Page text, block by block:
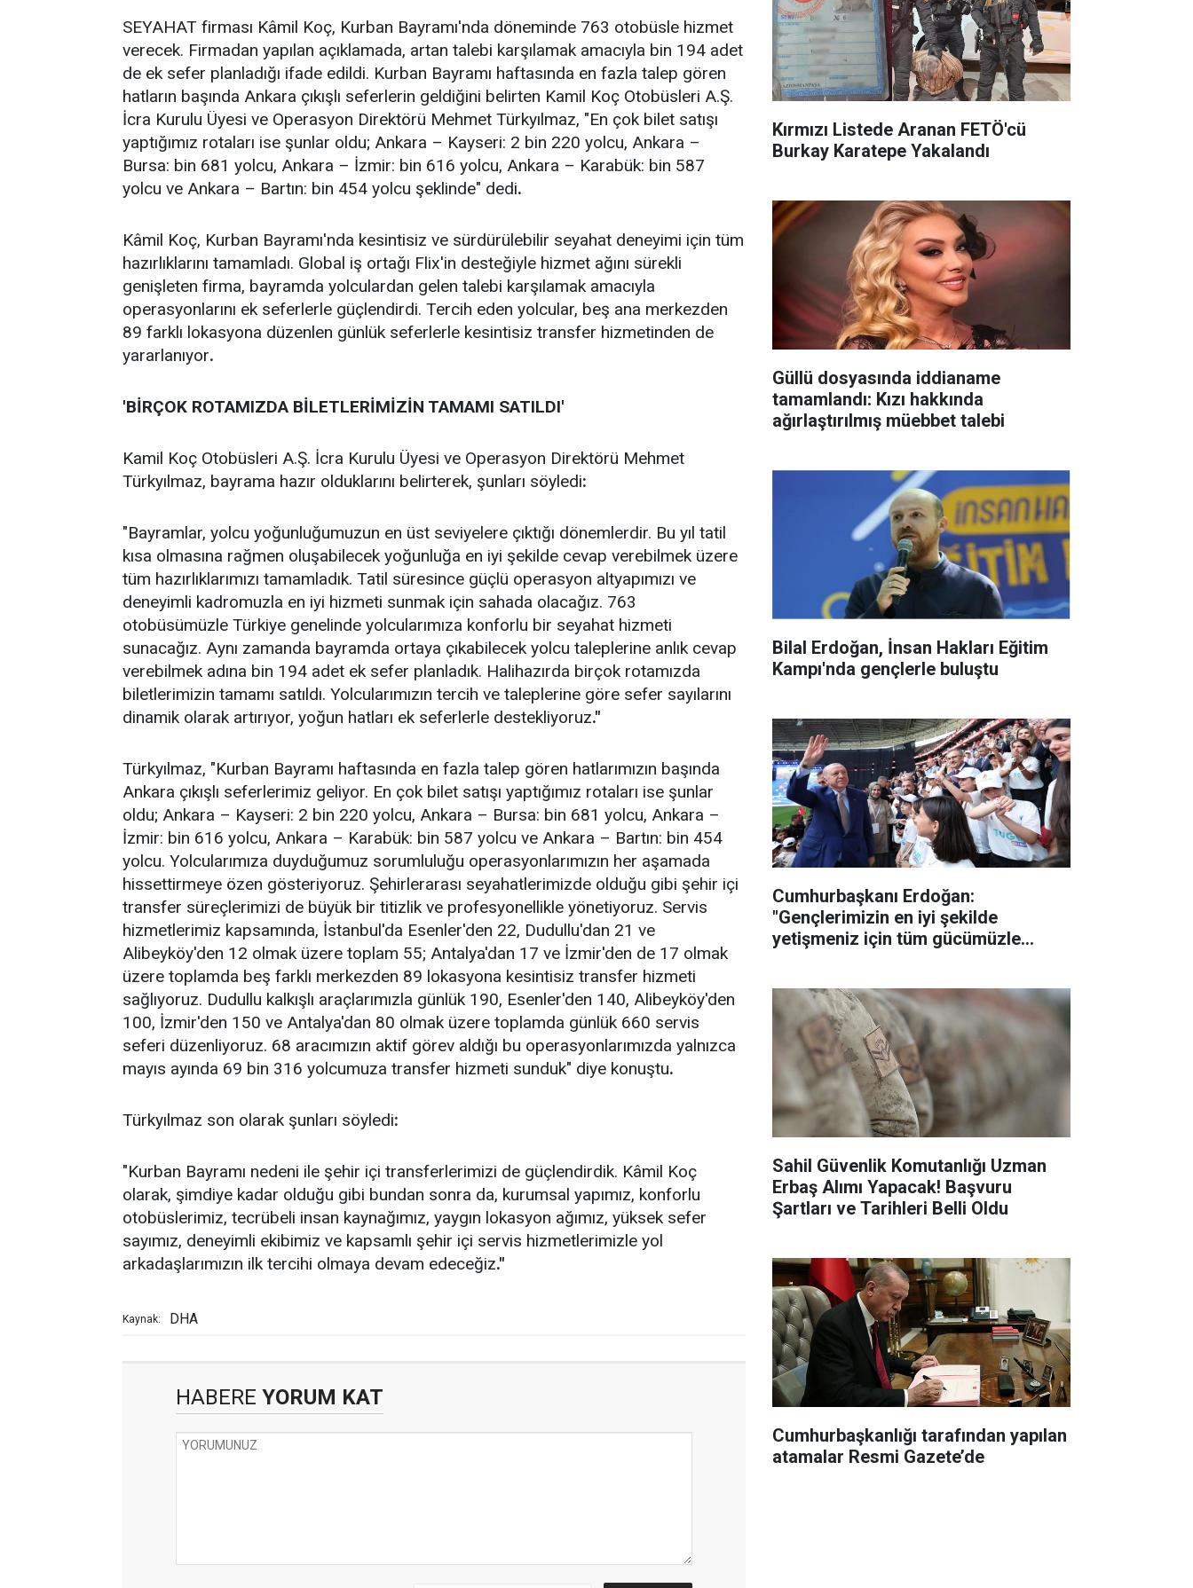
SEYAHAT firması Kâmil Koç, Kurban Bayramı'nda döneminde 763 otobüsle hizmet
verecek. Firmadan yapılan açıklamada, artan talebi karşılamak amacıyla bin 194 adet
de ek sefer planladığı ifade edildi. Kurban Bayramı haftasında en fazla talep gören
hatların başında Ankara çıkışlı seferlerin geldiğini belirten Kamil Koç Otobüsleri A.Ş.
İcra Kurulu Üyesi ve Operasyon Direktörü Mehmet Türkyılmaz, "En çok bilet satışı
yaptığımız rotaları ise şunlar oldu; Ankara – Kayseri: 2 bin 220 yolcu, Ankara –
Bursa: bin 681 yolcu, Ankara – İzmir: bin 616 yolcu, Ankara – Karabük: bin 587
yolcu ve Ankara – Bartın: bin 454 yolcu şeklinde" dedi.
Kâmil Koç, Kurban Bayramı'nda kesintisiz ve sürdürülebilir seyahat deneyimi için tüm
hazırlıklarını tamamladı. Global iş ortağı Flix'in desteğiyle hizmet ağını sürekli
genişleten firma, bayramda yolculardan gelen talebi karşılamak amacıyla
operasyonlarını ek seferlerle güçlendirdi. Tercih eden yolcular, beş ana merkezden
89 farklı lokasyona düzenlen günlük seferlerle kesintisiz transfer hizmetinden de
yararlanıyor.
'BİRÇOK ROTAMIZDA BİLETLERİMİZİN TAMAMI SATILDI'
Kamil Koç Otobüsleri A.Ş. İcra Kurulu Üyesi ve Operasyon Direktörü Mehmet
Türkyılmaz, bayrama hazır olduklarını belirterek, şunları söyledi:
"Bayramlar, yolcu yoğunluğumuzun en üst seviyelere çıktığı dönemlerdir. Bu yıl tatil
kısa olmasına rağmen oluşabilecek yoğunluğa en iyi şekilde cevap verebilmek üzere
tüm hazırlıklarımızı tamamladık. Tatil süresince güçlü operasyon altyapımızı ve
deneyimli kadromuzla en iyi hizmeti sunmak için sahada olacağız. 763
otobüsümüzle Türkiye genelinde yolcularımıza konforlu bir seyahat hizmeti
sunacağız. Aynı zamanda bayramda ortaya çıkabilecek yolcu taleplerine anlık cevap
verebilmek adına bin 194 adet ek sefer planladık. Halihazırda birçok rotamızda
biletlerimizin tamamı satıldı. Yolcularımızın tercih ve taleplerine göre sefer sayılarını
dinamik olarak artırıyor, yoğun hatları ek seferlerle destekliyoruz."
Türkyılmaz, "Kurban Bayramı haftasında en fazla talep gören hatlarımızın başında
Ankara çıkışlı seferlerimiz geliyor. En çok bilet satışı yaptığımız rotaları ise şunlar
oldu; Ankara – Kayseri: 2 bin 220 yolcu, Ankara – Bursa: bin 681 yolcu, Ankara –
İzmir: bin 616 yolcu, Ankara – Karabük: bin 587 yolcu ve Ankara – Bartın: bin 454
yolcu. Yolcularımıza duyduğumuz sorumluluğu operasyonlarımızın her aşamada
hissettirmeye özen gösteriyoruz. Şehirlerarası seyahatlerimizde olduğu gibi şehir içi
transfer süreçlerimizi de büyük bir titizlik ve profesyonellikle yönetiyoruz. Servis
hizmetlerimiz kapsamında, İstanbul'da Esenler'den 22, Dudullu'dan 21 ve
Alibeyköy'den 12 olmak üzere toplam 55; Antalya'dan 17 ve İzmir'den de 17 olmak
üzere toplamda beş farklı merkezden 89 lokasyona kesintisiz transfer hizmeti
sağlıyoruz. Dudullu kalkışlı araçlarımızla günlük 190, Esenler'den 140, Alibeyköy'den
100, İzmir'den 150 ve Antalya'dan 80 olmak üzere toplamda günlük 660 servis
seferi düzenliyoruz. 68 aracımızın aktif görev aldığı bu operasyonlarımızda yalnızca
mayıs ayında 69 bin 316 yolcumuza transfer hizmeti sunduk" diye konuştu.
Türkyılmaz son olarak şunları söyledi:
"Kurban Bayramı nedeni ile şehir içi transferlerimizi de güçlendirdik. Kâmil Koç
olarak, şimdiye kadar olduğu gibi bundan sonra da, kurumsal yapımız, konforlu
otobüslerimiz, tecrübeli insan kaynağımız, yaygın lokasyon ağımız, yüksek sefer
sayımız, deneyimli ekibimiz ve kapsamlı şehir içi servis hizmetlerimizle yol
arkadaşlarımızın ilk tercihi olmaya devam edeceğiz."
Kaynak: DHA
HABERE YORUM KAT
Kırmızı Listede Aranan FETÖ'cü
Burkay Karatepe Yakalandı
Güllü dosyasında iddianame
tamamlandı: Kızı hakkında
ağırlaştırılmış müebbet talebi
Bilal Erdoğan, İnsan Hakları Eğitim
Kampı'nda gençlerle buluştu
Cumhurbaşkanı Erdoğan:
"Gençlerimizin en iyi şekilde
yetişmeniz için tüm gücümüzle
Sahil Güvenlik Komutanlığı Uzman
Erbaş Alımı Yapacak! Başvuru
Şartları ve Tarihleri Belli Oldu
Cumhurbaşkanlığı tarafından yapılan
atamalar Resmi Gazete’de